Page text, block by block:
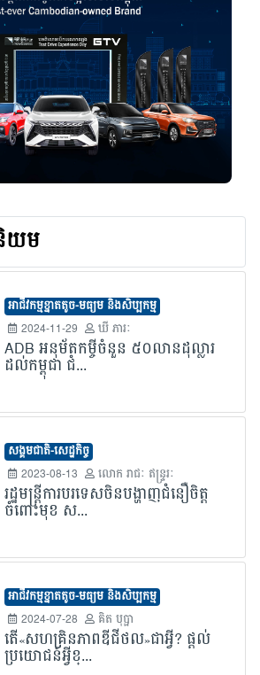
យម
អាជីវកម្មខ្នាតតូច-មធ្យម និងសិប្បកម្ម
2024-11-29
ឃី ភារៈ
ADB អនុម័តកម្ចីចំនួន ៥០លានដុល្លារ
ដល់កម្ពុជា ជំ...
សង្គមជាតិ-សេដ្ឋកិច្ច
2023-08-13
លោក​ រាជៈ ឥន្រ្ទរៈ
រដ្ឋមន្រ្តីការបរទេសចិនបង្ហាញជំនឿចិត្ត
ចំពោះមុខ ស...
អាជីវកម្មខ្នាតតូច-មធ្យម និងសិប្បកម្ម
2024-07-28
គិត បុប្ផា
តើ«សហគ្រិនភាពឌីជីថល»ជាអ្វី? ផ្តល់
ប្រយោជន៍អ្វីខ្...